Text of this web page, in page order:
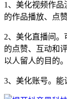
1、美化视频作
的作品播放、点
2、美化直播间。
的点赞、互动和
以人留人的目的。
3、美化账号。能